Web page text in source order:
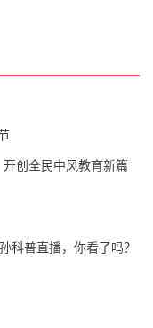
创全民中风教育新篇
科普直播，你看了吗？